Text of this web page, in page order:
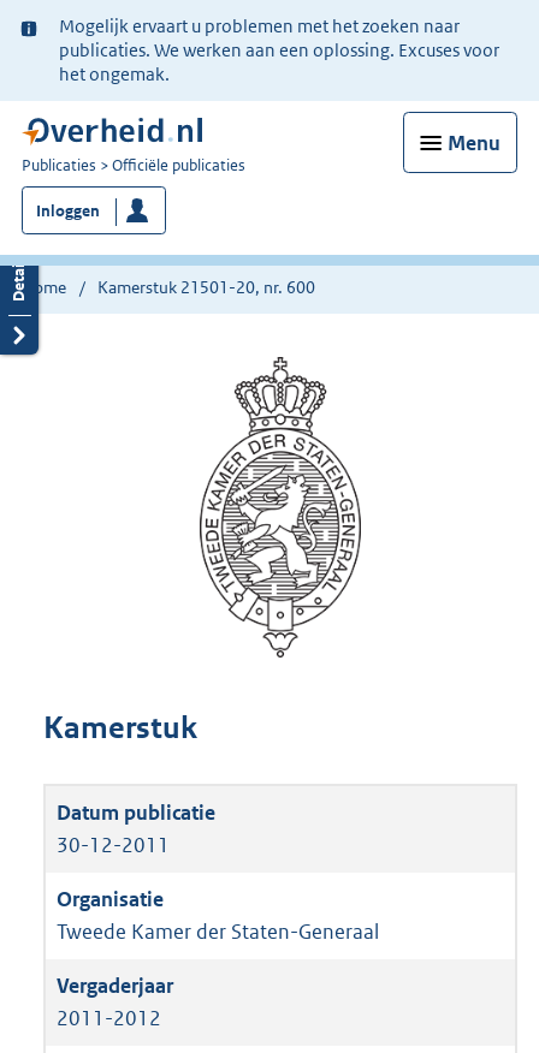
Ter
informatie:
Mogelijk ervaart u problemen met het zoeken naar
publicaties. We werken aan een oplossing. Excuses voor
het ongemak.
Menu
U
bent
nu
hier:
Publicaties Officiële publicaties
Inloggen
Home Kamerstuk 21501-20, nr. 600
Kamerstuk
30-12-2011
Tweede Kamer der Staten-Generaal
2011-2012